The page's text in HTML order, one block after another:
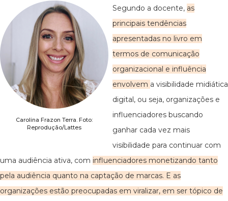
Carolina Frazon Terra. Foto:
Reprodução/Lattes
Segundo a docente, as
principais tendências
apresentadas no livro em
termos de comunicação
organizacional e influência
envolvem a visibilidade midiática
digital, ou seja, organizações e
influenciadores buscando
ganhar cada vez mais
visibilidade para continuar com
uma audiência ativa, com influenciadores monetizando tanto
pela audiência quanto na captação de marcas. E as
organizações estão preocupadas em viralizar, em ser tópico de